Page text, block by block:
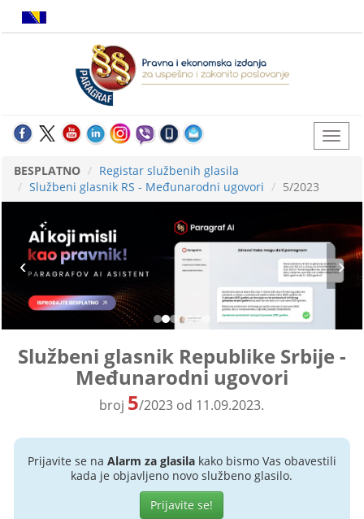
BESPLATNO
Registar službenih glasila
Službeni glasnik RS - Međunarodni ugovori
5/2023
Službeni glasnik Republike Srbije -
Međunarodni ugovori
broj 5/2023 od 11.09.2023.
Prijavite se na Alarm za glasilakako bismo Vas obavestili
kada je objavljeno novo službeno glasilo.
Prijavite se!